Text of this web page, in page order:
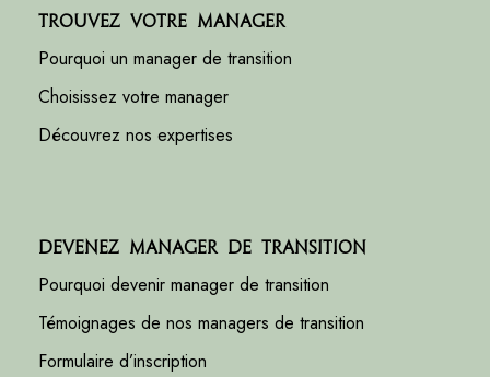
Trouvez votre manager
Pourquoi un manager de transition
Choisissez votre manager
Découvrez nos expertises
Devenez manager de transition
Pourquoi devenir manager de transition
Témoignages de nos managers de transition
Formulaire d’inscription